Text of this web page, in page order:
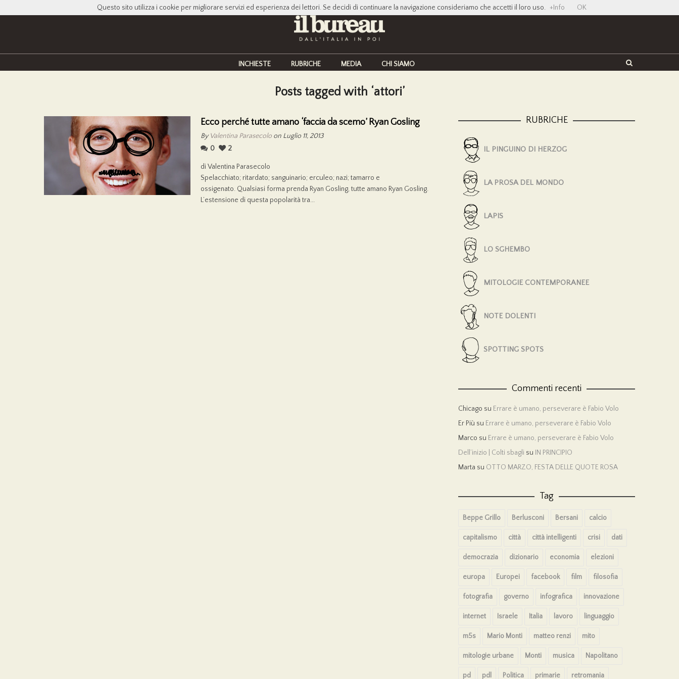
INCHIESTE RUBRICHE MEDIA CHI SIAMO
Posts tagged with ‘attori’
Ecco perché tutte amano ‘faccia da scemo’ Ryan Gosling
ByValentina Parasecolo on Luglio 11, 2013
0
2
di Valentina Parasecolo
Spelacchiato; ritardato; sanguinario; erculeo; nazi; tamarro e
ossigenato. Qualsiasi forma prenda Ryan Gosling, tutte amano Ryan Gosling.
L’estensione di questa popolarità tra...
RUBRICHE
IL PINGUINO DI HERZOG
LA PROSA DEL MONDO
LAPIS
LO SGHEMBO
MITOLOGIE CONTEMPORANEE
NOTE DOLENTI
SPOTTING SPOTS
Commenti recenti
Chicago su Errare è umano, perseverare è Fabio Volo
Er Più su Errare è umano, perseverare è Fabio Volo
Marco su Errare è umano, perseverare è Fabio Volo
Dell’inizio | Colti sbagli su IN PRINCIPIO
Marta su OTTO MARZO, FESTA DELLE QUOTE ROSA
Tag
Beppe Grillo Berlusconi Bersani calcio
capitalismo città città intelligenti crisi dati
democrazia dizionario economia elezioni
europa Europei facebook film filosofia
fotografia governo infografica innovazione
internet Israele Italia lavoro linguaggio
m5s Mario Monti matteo renzi mito
mitologie urbane Monti musica Napolitano
pd pdl Politica primarie retromania
Questo sito utilizza i cookie per migliorare servizi ed esperienza dei lettori. Se decidi di continuare la navigazione consideriamo che accetti il loro uso. +Info OK